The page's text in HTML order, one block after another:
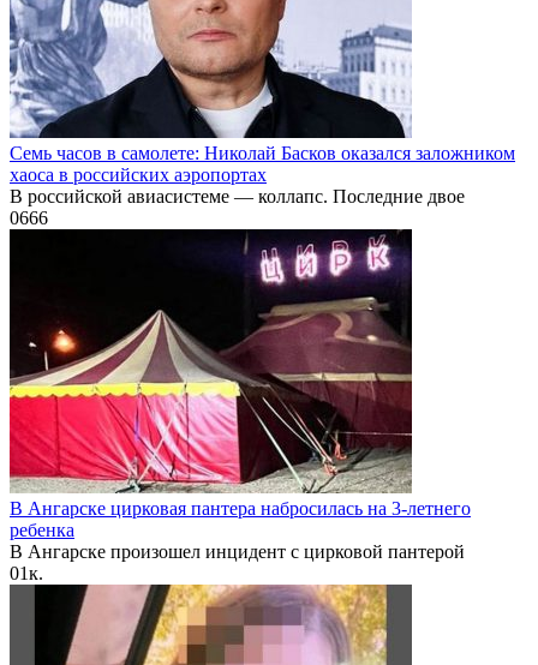
Семь часов в самолете: Николай Басков оказался заложником
хаоса в российских аэропортах
В российской авиасистеме — коллапс. Последние двое
0666
В Ангарске цирковая пантера набросилась на 3-летнего
ребенка
В Ангарске произошел инцидент с цирковой пантерой
01к.